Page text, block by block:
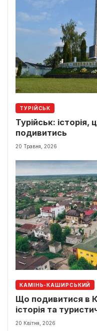
ТУРІЙСЬК
Турійськ: історія,
подивитись
20 Травня, 2026
КАМІНЬ-КАШИРСЬКИЙ
Що подивитися в
історія та
20 Квітня, 2026